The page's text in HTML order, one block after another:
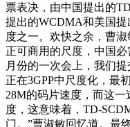
票表决，由中国提出的
提出的WCDMA和美国提
度之一。欢快之余，曹
正可商用的尺度，中国
月份的一次会上，我们
正在3GPP中尺度化，最
28M的码片速度，而这
度，这意味着，TD-
门。”曹淑敏回忆道。最